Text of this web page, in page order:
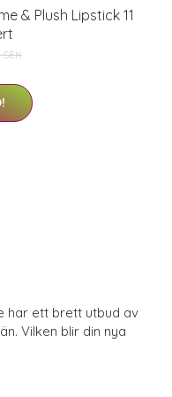
& Plush Lipstick 11
har ett brett utbud av
Vilken blir din nya